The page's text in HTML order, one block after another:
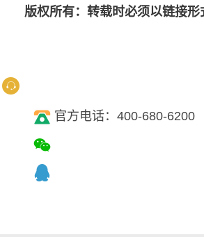
版权所有：转载时必须以链接形
官方电话：400-680-6200